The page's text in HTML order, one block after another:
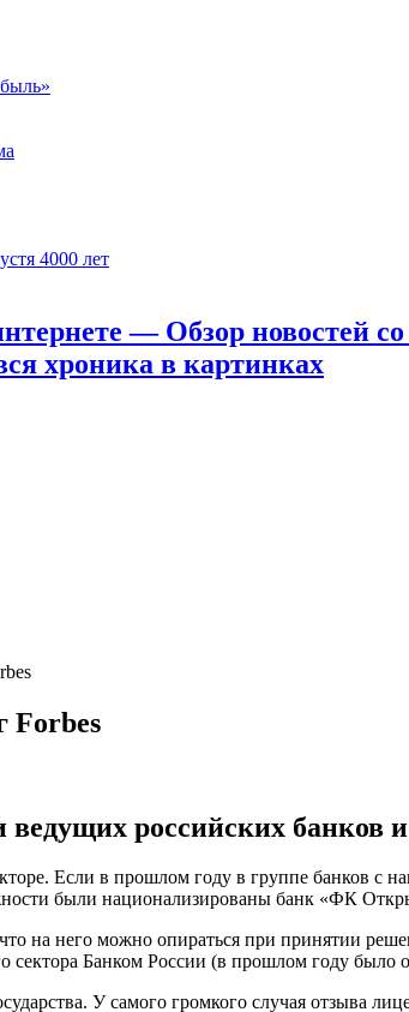
4000 лет
— Обзор новостей со
хроника в картинках
Forbes
ведущих российских
Если в прошлом году в группе банков с
были национализированы банк «ФК
на него можно опираться при принятии
Банком России (в прошлом году было
У самого громкого случая отзыва